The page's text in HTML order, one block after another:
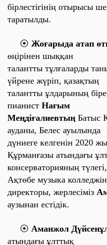
бірлестігінің отырысы
таратылды.
⦿ Жоғарыда атап
өңірінен шыққан
талантты тұлғаларды
үйрене жүріп, қазақтың
талантты ұлдарының
пианист Нағым
Меңдіғалиевтың Батыс
ауданы, Белес ауылында
дүниеге келгенін 2020
Құрманғазы атындағы
консерваторияның түлегі
Ақтөбе музыка
директоры, жерлесіміз
аузынан естідік.
⦿ Аманжол
атындағы ұлттық